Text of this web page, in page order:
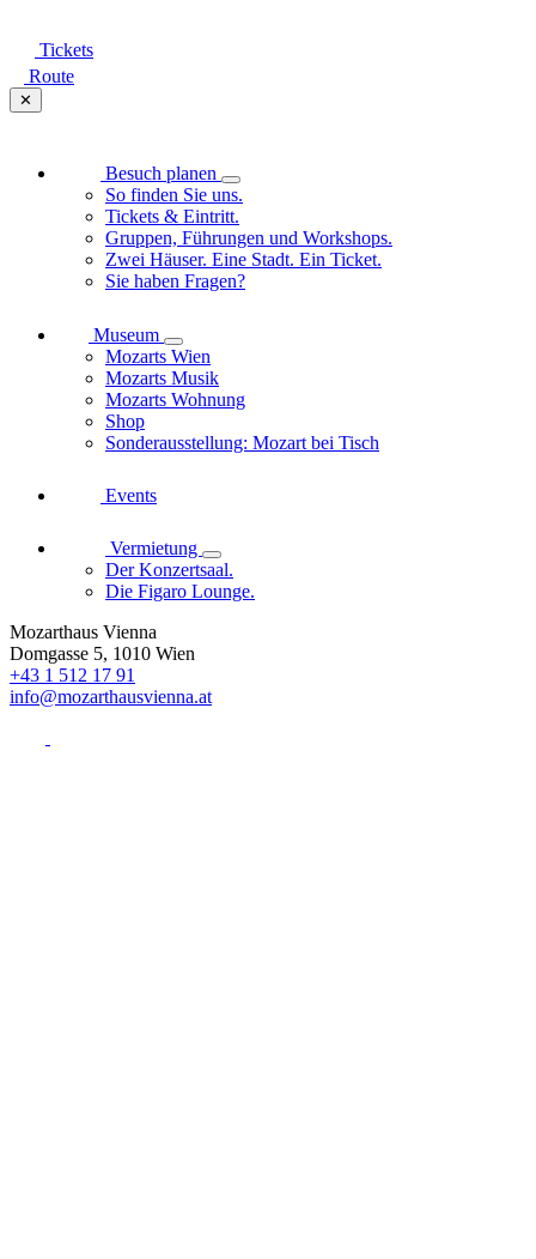
Tickets
Route
✕
Besuch planen
So finden Sie uns.
Tickets & Eintritt.
Gruppen, Führungen und Workshops.
Zwei Häuser. Eine Stadt. Ein Ticket.
Sie haben Fragen?
Museum
Mozarts Wien
Mozarts Musik
Mozarts Wohnung
Shop
Sonderausstellung: Mozart bei Tisch
Events
Vermietung
Der Konzertsaal.
Die Figaro Lounge.
Mozarthaus Vienna
Domgasse 5, 1010 Wien
+43 1 512 17 91
info@mozarthausvienna.at